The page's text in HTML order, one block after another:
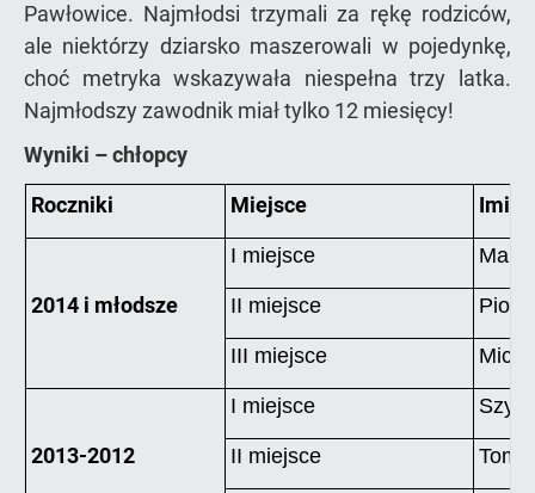
Pawłowice. Najmłodsi trzymali za rękę rodziców,
ale niektórzy dziarsko maszerowali w pojedynkę,
choć metryka wskazywała niespełna trzy latka.
Najmłodszy zawodnik miał tylko 12 miesięcy!
Wyniki – chłopcy
Roczniki
Miejsce Imię
2014 i młodsze
I miejsce
II miejsce Piotr
III miejsce
2013-2012
I miejsce
II miejsce